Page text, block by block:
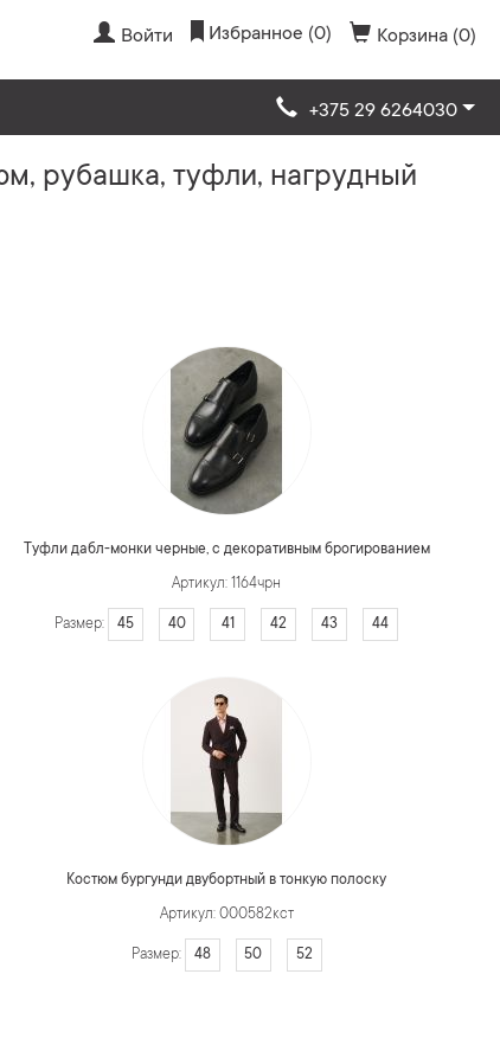
Войти Избранное (0) Корзина (0)
+375 29 6264030
рубашка, туфли, нагрудный
Туфли дабл-монки черные, с декоративным брогированием
Артикул: 1164чрн
Размер: 45 40 41 42 43 44
Костюм бургунди двубортный в тонкую полоску
Артикул: 000582кст
Размер: 48 50 52